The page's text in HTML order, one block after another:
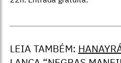
LEIA TAMBÉM: